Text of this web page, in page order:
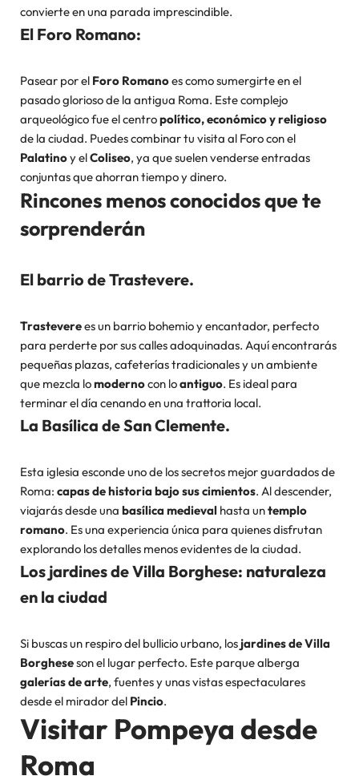
convierte en una parada imprescindible.
El Foro Romano:
Pasear por el Foro Romanoes como sumergirte en el
pasado glorioso de la antigua Roma. Este complejo
arqueológico fue el centropolítico, económico y religioso
de la ciudad. Puedes combinar tu visita al Foro con el
Palatinoy elColiseo, ya que suelen venderse entradas
conjuntas que ahorran tiempo y dinero.
Rincones menos conocidos que te
sorprenderán
El barrio de Trastevere.
Trasteverees un barrio bohemio y encantador, perfecto
para perderte por sus calles adoquinadas. Aquí encontrarás
pequeñas plazas, cafeterías tradicionales y un ambiente
que mezcla lomodernocon loantiguo. Es ideal para
terminar el día cenando en una trattoria local.
La Basílica de San Clemente.
Esta iglesia esconde uno de los secretos mejor guardados de
Roma: capas de historia bajo sus cimientos. Al descender,
viajarás desde una basílica medieval hasta untemplo
romano. Es una experiencia única para quienes disfrutan
explorando los detalles menos evidentes de la ciudad.
Los jardines de Villa Borghese: naturaleza
en la ciudad
Si buscas un respiro del bullicio urbano, los jardines de Villa
Borgheseson el lugar perfecto. Este parque alberga
galerías de arte, fuentes y unas vistas espectaculares
desde el mirador del Pincio.
Visitar Pompeya desde
Roma